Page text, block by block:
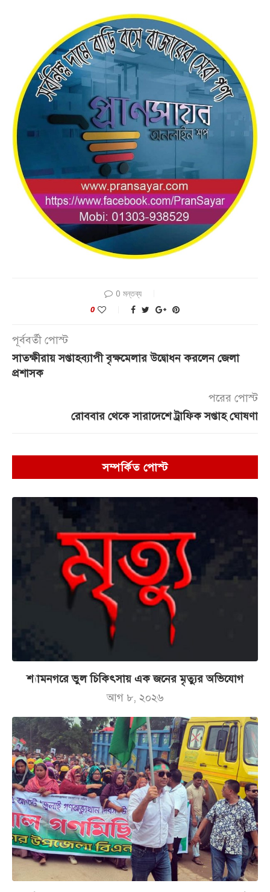
0 মন্তব্য
0
পূর্ববর্তী পোস্ট
সাতক্ষীরায় সপ্তাহব্যাপী বৃক্ষমেলার উদ্বোধন করলেন জেলা
প্রশাসক
পরের পোস্ট
রোববার থেকে সারাদেশে ট্রাফিক সপ্তাহ ঘোষণা
সম্পর্কিত পোস্ট
শ্যামনগরে ভুল চিকিৎসায় এক জনের মৃত্যুর অভিযোগ
আগ ৮, ২০২৬